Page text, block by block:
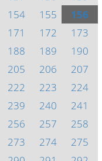
154 155
156
171 172
173
188 189
190
205 206
207
222 223
224
239 240
241
256 257
258
273 274
275